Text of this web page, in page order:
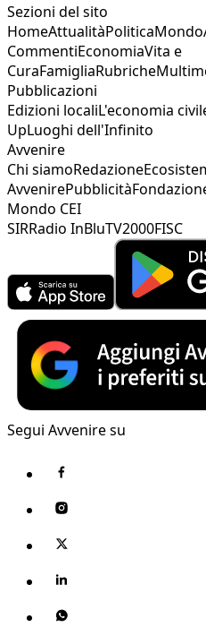
Sezioni del sito
HomeAttualitàPoliticaMondo
CommentiEconomiaVita e
CuraFamigliaRubriche
Pubblicazioni
Edizioni localiL'economia
UpLuoghi dell'Infinito
Avvenire
Chi siamoRedazione
AvvenirePubblicità
Mondo CEI
SIRRadio InBluTV2000FISC
Segui Avvenire su